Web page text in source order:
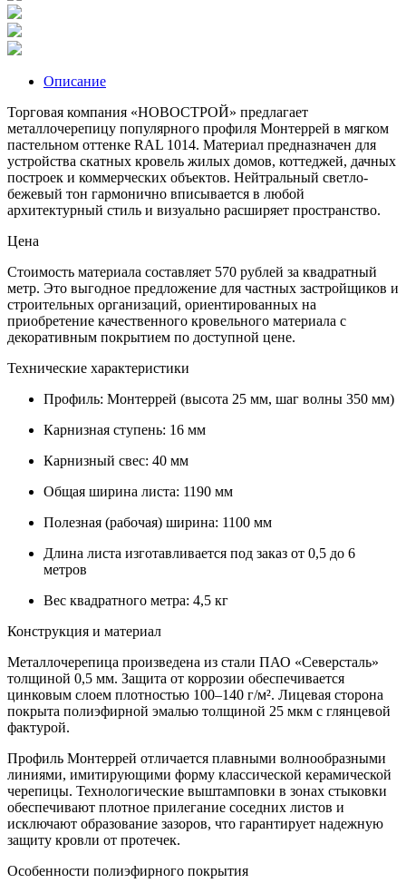
Описание
Торговая компания «НОВОСТРОЙ» предлагает
металлочерепицу популярного профиля Монтеррей в мягком
пастельном оттенке RAL 1014. Материал предназначен для
устройства скатных кровель жилых домов, коттеджей, дачных
построек и коммерческих объектов. Нейтральный светло-
бежевый тон гармонично вписывается в любой
архитектурный стиль и визуально расширяет пространство.
Цена
Стоимость материала составляет 570 рублей за квадратный
метр. Это выгодное предложение для частных застройщиков и
строительных организаций, ориентированных на
приобретение качественного кровельного материала с
декоративным покрытием по доступной цене.
Технические характеристики
Профиль: Монтеррей (высота 25 мм, шаг волны 350 мм)
Карнизная ступень: 16 мм
Карнизный свес: 40 мм
Общая ширина листа: 1190 мм
Полезная (рабочая) ширина: 1100 мм
Длина листа изготавливается под заказ от 0,5 до 6
метров
Вес квадратного метра: 4,5 кг
Конструкция и материал
Металлочерепица произведена из стали ПАО «Северсталь»
толщиной 0,5 мм. Защита от коррозии обеспечивается
цинковым слоем плотностью 100–140 г/м². Лицевая сторона
покрыта полиэфирной эмалью толщиной 25 мкм с глянцевой
фактурой.
Профиль Монтеррей отличается плавными волнообразными
линиями, имитирующими форму классической керамической
черепицы. Технологические выштамповки в зонах стыковки
обеспечивают плотное прилегание соседних листов и
исключают образование зазоров, что гарантирует надежную
защиту кровли от протечек.
Особенности полиэфирного покрытия